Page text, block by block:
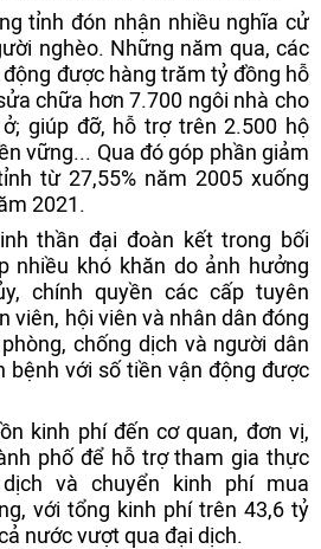
tỉnh đón nhận nhiều nghĩa cử
nghèo. Những năm qua, các
được hàng trăm tỷ đồng hỗ
chữa hơn 7.700 ngôi nhà cho
giúp đỡ, hỗ trợ trên 2.500 hộ
vững... Qua đó góp phần giảm
từ 27,55% năm 2005 xuống
2021.
thần đại đoàn kết trong bối
nhiều khó khăn do ảnh hưởng
chính quyền các cấp tuyên
viên, hội viên và nhân dân đóng
chống dịch và người dân
bệnh với số tiền vận động được
kinh phí đến cơ quan, đơn vị,
phố để hỗ trợ tham gia thực
và chuyển kinh phí mua
với tổng kinh phí trên 43,6 tỷ
nước vượt qua đại dịch.